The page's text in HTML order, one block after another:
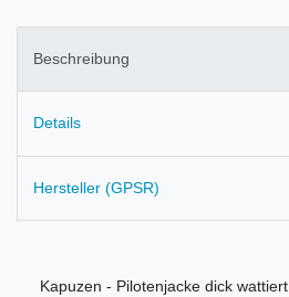
Beschreibung
Details
Hersteller (GPSR)
Kapuzen - Pilotenjacke dick wattiert